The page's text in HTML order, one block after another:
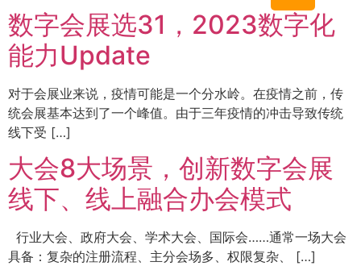
数字会展选31，2023数字化
能力Update
对于会展业来说，疫情可能是一个分水岭。在疫情之前，传
统会展基本达到了一个峰值。由于三年疫情的冲击导致传统
线下受 […]
大会8大场景，创新数字会展
线下、线上融合办会模式
行业大会、政府大会、学术大会、国际会……通常一场大会
具备：复杂的注册流程、主分会场多、权限复杂、 […]